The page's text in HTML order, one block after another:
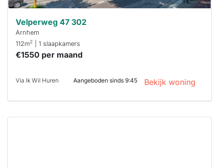
Velperweg 47 302
Arnhem
112m2 | 1 slaapkamers
€1550 per maand
Via Ik Wil Huren Aangeboden sinds 9:45 Bekijk woning